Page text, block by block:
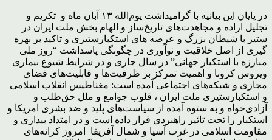
در پایان این بیانیه با گرامیداشت یوم‌الله ۱۳ آبان ماه و تکریم و
تجلیل اراده و مجاهدت‌های تاریخ‌ساز و الهام بخش ملت ایران در
ستیز با شیطان بزرگ و عرصه های استکبارستیزی و تاکید بر بهره
گیری از اصل خلاقیت و نوآوری در چگونگی پاسداشت “روز ملی
مبارزه با استکبار جهانی” در سال جاری و در شرایط شیوع بیماری
ویروس کرونا و اهمیت تمرکز بر ظرفیت‌ها و قابلیت‌های فضای
مجازی و شبکه‌های اجتماعی آمده است: مغناطیس انقلاب اسلامی
و استکبارستیزی ملت ایران ، قلوب جوامع و ملل حق‌طلب و
آزادی‌خواه و به ستوه آمده از سیاست‌های پلید و ضد بشری امریکا و
استکبار را تحت تاثیر راهبردی قرار داده است و در امتداد بیداری و
مقاومت اسلامی در غرب آسیا و شمال آفریقا امروز کرانه‌های